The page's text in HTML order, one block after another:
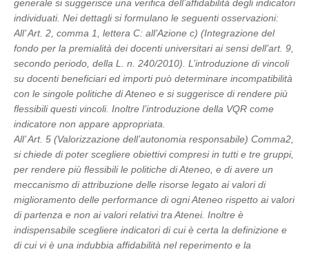
generale si suggerisce una verifica dell’affidabilità degli indicatori
individuati. Nei dettagli si formulano le seguenti osservazioni:
All’ Art. 2, comma 1, lettera C: all’Azione c) (Integrazione del
fondo per la premialità dei docenti universitari ai sensi dell’art. 9,
secondo periodo, della L. n. 240/2010). L’introduzione di vincoli
su docenti beneficiari ed importi può determinare incompatibilità
con le singole politiche di Ateneo e si suggerisce di rendere più
flessibili questi vincoli. Inoltre l’introduzione della VQR come
indicatore non appare appropriata.
All’ Art. 5 (Valorizzazione dell’autonomia responsabile) Comma2,
si chiede di poter scegliere obiettivi compresi in tutti e tre gruppi,
per rendere più flessibili le politiche di Ateneo, e di avere un
meccanismo di attribuzione delle risorse legato ai valori di
miglioramento delle performance di ogni Ateneo rispetto ai valori
di partenza e non ai valori relativi tra Atenei. Inoltre è
indispensabile scegliere indicatori di cui è certa la definizione e
di cui vi è una indubbia affidabilità nel reperimento e la